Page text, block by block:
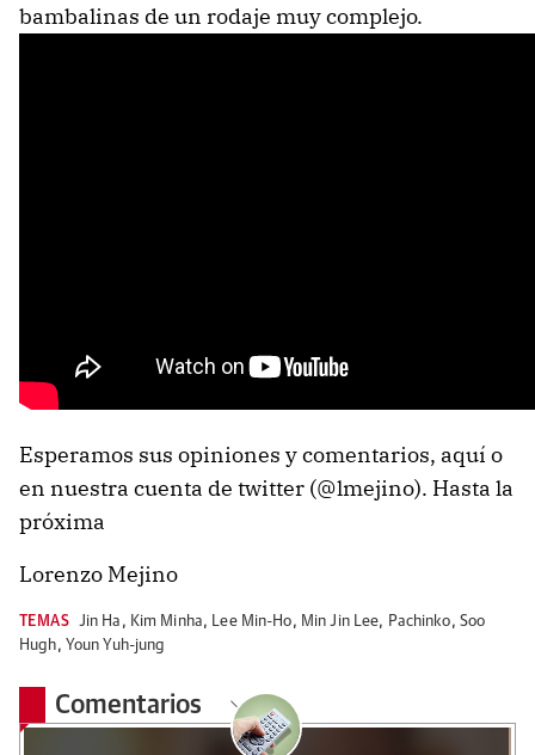
bambalinas de un rodaje muy complejo.
Esperamos sus opiniones y comentarios, aquí o
en nuestra cuenta de twitter (@lmejino). Hasta la
próxima
Lorenzo Mejino
TEMAS Jin Ha , Kim Minha, Lee Min-Ho, Min Jin Lee, Pachinko, Soo
Hugh, Youn Yuh-jung
Comentarios